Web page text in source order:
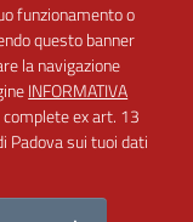
funzionamento o
questo banner
la navigazione
INFORMATIVA
ex art. 13
Padova sui tuoi dati